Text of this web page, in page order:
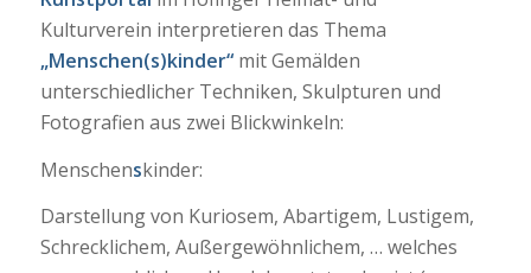
Kulturverein interpretieren das Thema
„Menschen(s)kinder“mit Gemälden
unterschiedlicher Techniken, Skulpturen und
Fotografien aus zwei Blickwinkeln:
Menschenskinder:
Darstellung von Kuriosem, Abartigem, Lustigem,
Schrecklichem, Außergewöhnlichem, … welches